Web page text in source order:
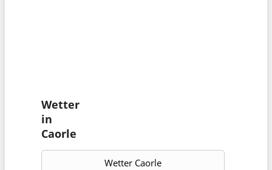
Wetter
in
Caorle
Wetter Caorle